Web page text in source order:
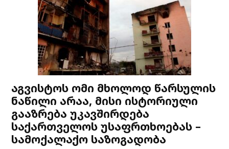
აგვისტოს ომი მხოლოდ წარსულის
ნაწილი არაა, მისი ისტორიული
გააზრება უკავშირდება
საქართველოს უსაფრთხოებას –
სამოქალაქო საზოგადობა